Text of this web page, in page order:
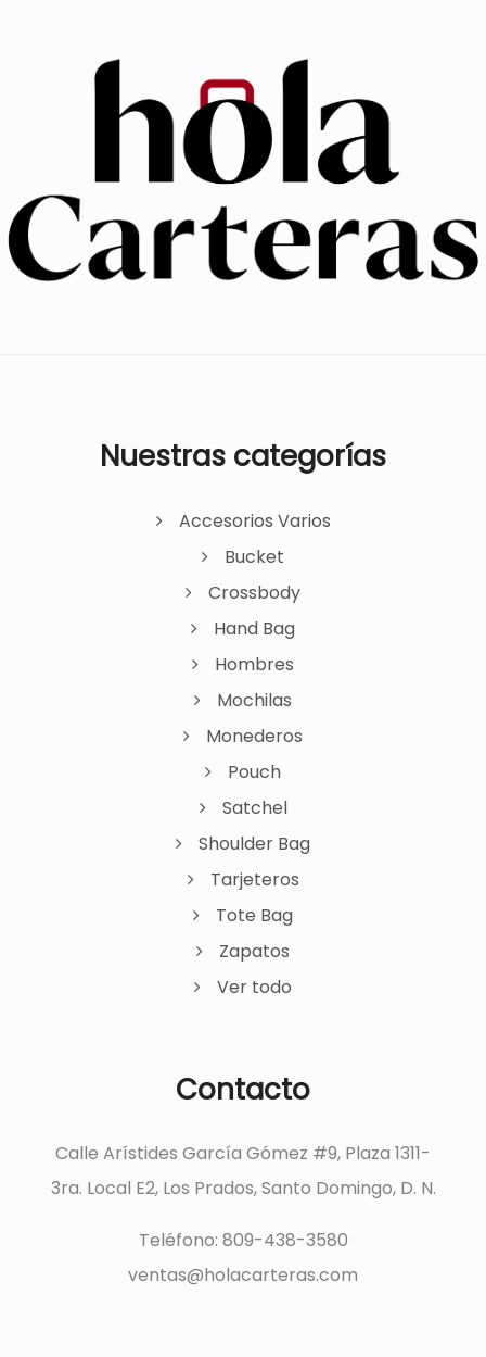
Nuestras categorías
Accesorios Varios
Bucket
Crossbody
Hand Bag
Hombres
Mochilas
Monederos
Pouch
Satchel
Shoulder Bag
Tarjeteros
Tote Bag
Zapatos
Ver todo
Contacto
Calle Arístides García Gómez #9, Plaza 1311-
3ra. Local E2, Los Prados, Santo Domingo, D. N.
Teléfono: 809-438-3580
ventas@holacarteras.com